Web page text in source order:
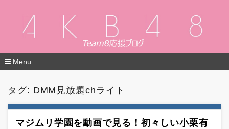
Menu
タグ: DMM見放題chライト
マジムリ学園を動画で見る！初々しい小栗有